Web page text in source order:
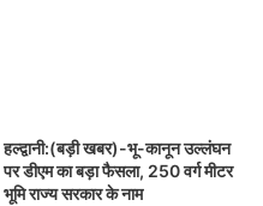
हल्द्वानी:(बड़ी खबर)-भू-कानून उल्लंघन
पर डीएम का बड़ा फैसला, 250 वर्ग मीटर
भूमि राज्य सरकार के नाम